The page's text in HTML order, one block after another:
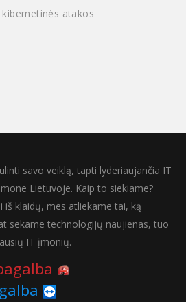
atakos
savo veiklą, tapti lyderiaujančia IT
Lietuvoje. Kaip to siekiame?
iš klaidų, mes atliekame tai, ką
sekame technologijų naujienas, tuo
IT įmonių.